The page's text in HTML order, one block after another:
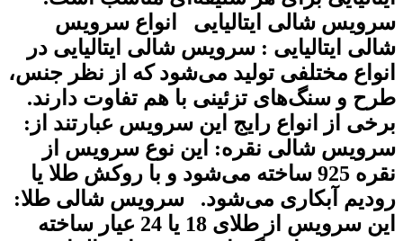
شالی ایتالیایی انواع سرویس
ایتالیایی : سرویس شالی ایتالیایی در
مختلفی تولید می‌شود که از نظر جنس،
و سنگ‌های تزئینی با هم تفاوت دارند.
از انواع رایج این سرویس عبارتند از:
شالی نقره: این نوع سرویس از
نقره 925 ساخته می‌شود و با روکش طلا یا
آبکاری می‌شود. سرویس شالی طلا:
این سرویس از طلای 18 یا 24 عیار ساخته